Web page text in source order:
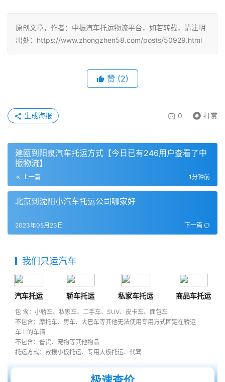
原创文章，作者：中振汽车托运物流平台，如若转载，请注明
出处：https://www.zhongzhen58.com/posts/50929.html
赞 (2)
0 打赏
生成海报
建瓯到阳泉汽车托运方式【今日已有246用户查看了中
振物流】
上一篇 1分钟前
北京到沈阳小汽车托运公司哪家好
下一篇
2023年05月23日
我们只运汽车
汽车托运 轿车托运 私家车托运 商品车托运
包 含：小轿车、私家车、二手车、SUV、皮卡车、面包车
不包含：摩托车、房车、大巴车等其他无法使用专用方式固定在轿运
车上的车辆
不包含：普货、宠物等其他物品
托运方式：救援小板托运、专用大板托运、代驾